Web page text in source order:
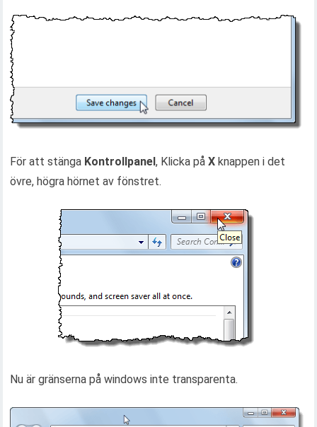
För att stänga Kontrollpanel, Klicka påX knappen i det
övre, högra hörnet av fönstret.
Nu är gränserna på windows inte transparenta.